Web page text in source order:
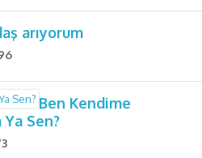
arıyorum
Ben Kendime
Sen?